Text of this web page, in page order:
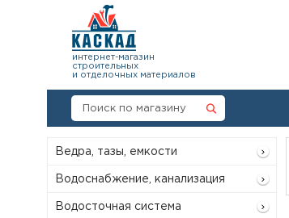
интернет-магазин
строительных
и отделочных материалов
Ведра, тазы, емкости
Водоснабжение, канализация
Водосточная система